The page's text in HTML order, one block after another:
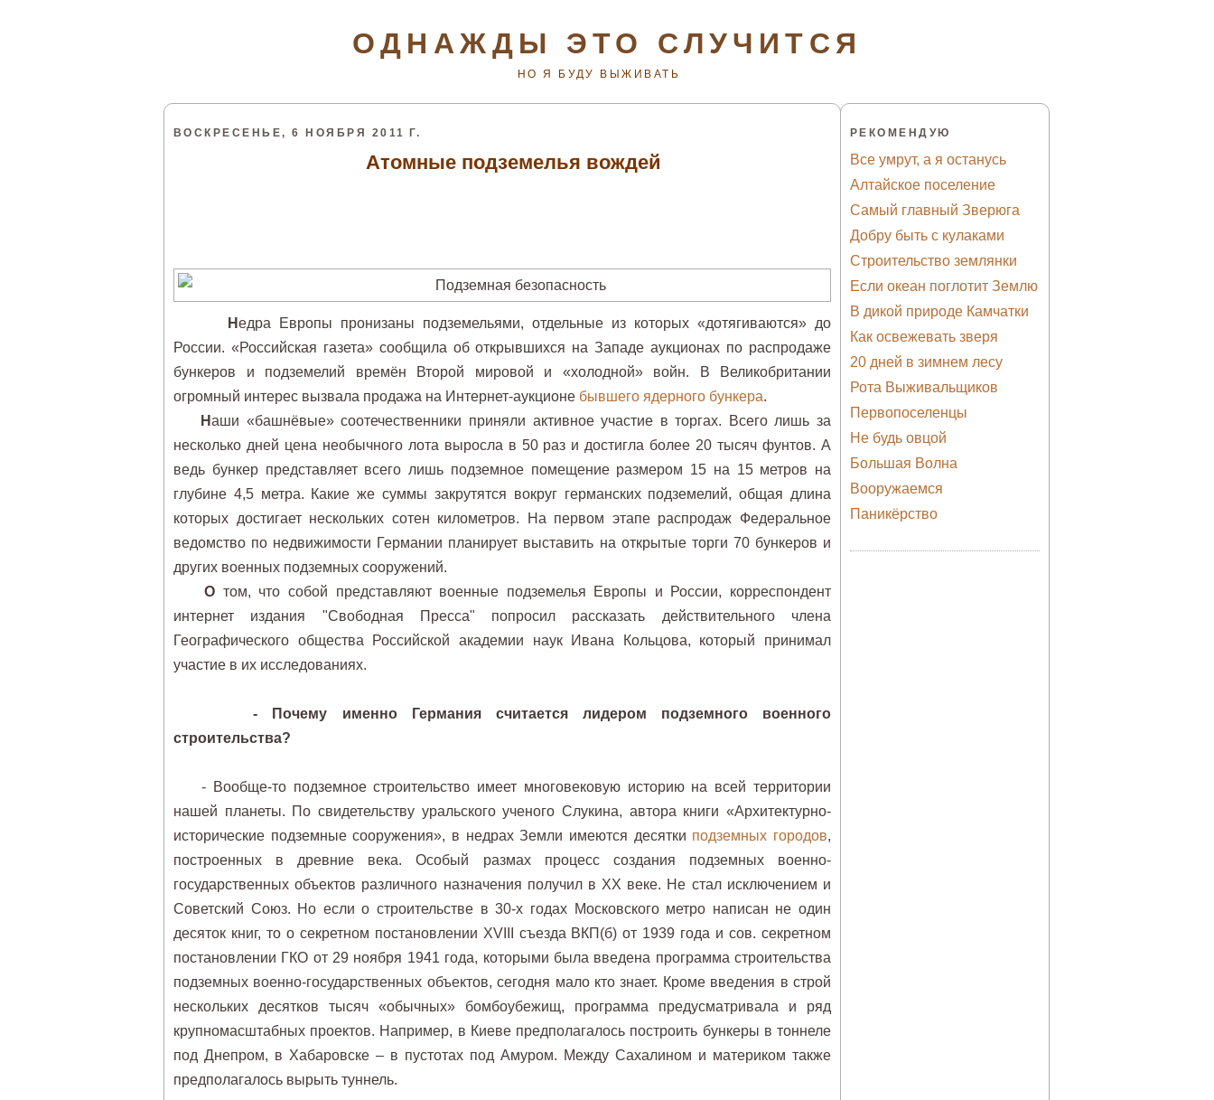
ОДНАЖДЫ ЭТО СЛУЧИТСЯ
НО Я БУДУ ВЫЖИВАТЬ
ВОСКРЕСЕНЬЕ, 6 НОЯБРЯ 2011 Г.
Атомные подземелья вождей
Недра Европы пронизаны подземельями, отдельные из которых «дотягиваются» до
России. «Российская газета» сообщила об открывшихся на Западе аукционах по распродаже
бункеров и подземелий времён Второй мировой и «холодной» войн. В Великобритании
огромный интерес вызвала продажа на Интернет-аукционе бывшего ядерного бункера.
Наши «башнёвые» соотечественники приняли активное участие в торгах. Всего лишь за
несколько дней цена необычного лота выросла в 50 раз и достигла более 20 тысяч фунтов. А
ведь бункер представляет всего лишь подземное помещение размером 15 на 15 метров на
глубине 4,5 метра. Какие же суммы закрутятся вокруг германских подземелий, общая длина
которых достигает нескольких сотен километров. На первом этапе распродаж Федеральное
ведомство по недвижимости Германии планирует выставить на открытые торги 70 бункеров и
других военных подземных сооружений.
О том, что собой представляют военные подземелья Европы и России, корреспондент
интернет издания "Свободная Пресса" попросил рассказать действительного члена
Географического общества Российской академии наук Ивана Кольцова, который принимал
участие в их исследованиях.
- Почему именно Германия считается лидером подземного военного
строительства?
- Вообще-то подземное строительство имеет многовековую историю на всей территории
нашей планеты. По свидетельству уральского ученого Слукина, автора книги «Архитектурно-
исторические подземные сооружения», в недрах Земли имеются десятки подземных городов,
построенных в древние века. Особый размах процесс создания подземных военно-
государственных объектов различного назначения получил в XX веке. Не стал исключением и
Советский Союз. Но если о строительстве в 30-х годах Московского метро написан не один
десяток книг, то о секретном постановлении XVIII съезда ВКП(б) от 1939 года и сов. секретном
постановлении ГКО от 29 ноября 1941 года, которыми была введена программа строительства
подземных военно-государственных объектов, сегодня мало кто знает. Кроме введения в строй
нескольких десятков тысяч «обычных» бомбоубежищ, программа предусматривала и ряд
крупномасштабных проектов. Например, в Киеве предполагалось построить бункеры в тоннеле
под Днепром, в Хабаровске – в пустотах под Амуром. Между Сахалином и материком также
предполагалось вырыть туннель.
РЕКОМЕНДУЮ
Все умрут, а я останусь
Алтайское поселение
Самый главный Зверюга
Добру быть с кулаками
Строительство землянки
Если океан поглотит Землю
В дикой природе Камчатки
Как освежевать зверя
20 дней в зимнем лесу
Рота Выживальщиков
Первопоселенцы
Не будь овцой
Большая Волна
Вооружаемся
Паникёрство